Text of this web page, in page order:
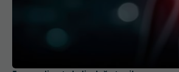
Ingredientul din băuturile
de oameni care ar putea afecta